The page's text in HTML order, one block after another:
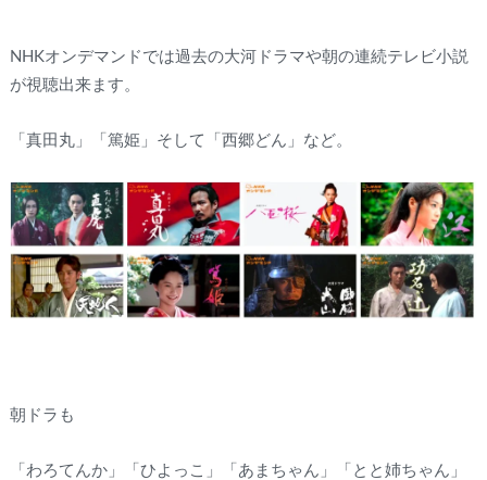
NHKオンデマンドでは過去の大河ドラマや朝の連続テレビ小説
が視聴出来ます。
「真田丸」「篤姫」そして「西郷どん」など。
朝ドラも
「わろてんか」「ひよっこ」「あまちゃん」「とと姉ちゃん」